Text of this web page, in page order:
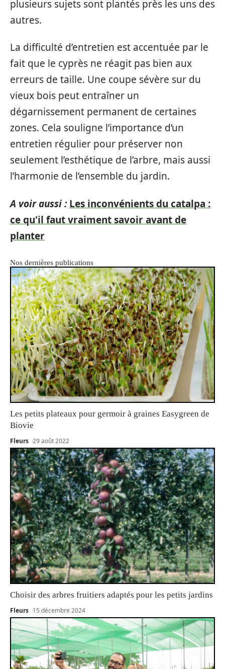
plusieurs sujets sont plantés près les uns des
autres.
La difficulté d’entretien est accentuée par le
fait que le cyprès ne réagit pas bien aux
erreurs de taille. Une coupe sévère sur du
vieux bois peut entraîner un
dégarnissement permanent de certaines
zones. Cela souligne l’importance d’un
entretien régulier pour préserver non
seulement l’esthétique de l’arbre, mais aussi
l’harmonie de l’ensemble du jardin.
A voir aussi : Les inconvénients du catalpa :
ce qu'il faut vraiment savoir avant de
planter
Nos dernières publications
Les petits plateaux pour germoir à graines Easygreen de
Biovie
Fleurs 29 août 2022
Choisir des arbres fruitiers adaptés pour les petits jardins
Fleurs 15 décembre 2024